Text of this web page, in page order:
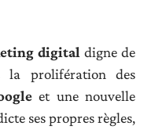
digital digne de
la prolifération des
et une nouvelle
ses propres règles,